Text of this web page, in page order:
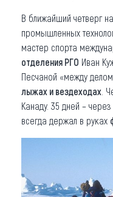
В ближайший четверг
промышленных
мастер спорта
отделения РГО Иван
Песчаной «между
лыжах и вездеходах .
Канаду. 35 дней –
всегда держал в руках